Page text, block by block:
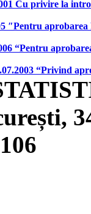
Cu privire la
″Pentru
“Pentru
“Privind